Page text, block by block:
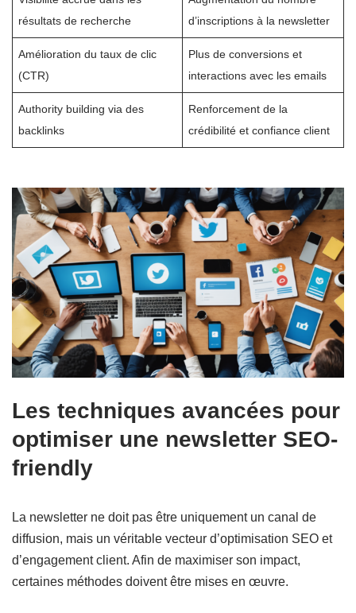
résultats de recherche
d’inscriptions à la newsletter
Amélioration du taux de clic
(CTR)
Plus de conversions et
interactions avec les emails
Authority building via des
backlinks
Renforcement de la
crédibilité et confiance client
Les techniques avancées pour
optimiser une newsletter SEO-
friendly
La newsletter ne doit pas être uniquement un canal de
diffusion, mais un véritable vecteur d’optimisation SEO et
d’engagement client. Afin de maximiser son impact,
certaines méthodes doivent être mises en œuvre.